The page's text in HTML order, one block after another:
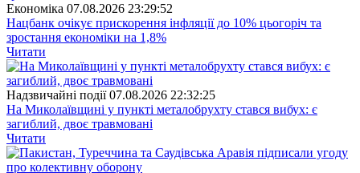
Економіка 07.08.2026 23:29:52
Нацбанк очікує прискорення інфляції до 10% цьогоріч та
зростання економіки на 1,8%
Читати
Надзвичайні події 07.08.2026 22:32:25
На Миколаївщині у пункті металобрухту стався вибух: є
загиблий, двоє травмовані
Читати